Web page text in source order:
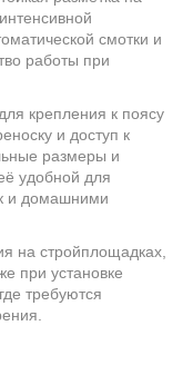
смотки и
работы при
крепления к поясу
и доступ к
размеры и
удобной для
и домашними
на стройплощадках,
при установке
требуются